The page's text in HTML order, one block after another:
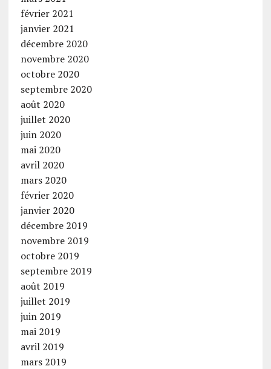
février 2021
janvier 2021
décembre 2020
novembre 2020
octobre 2020
septembre 2020
août 2020
juillet 2020
juin 2020
mai 2020
avril 2020
mars 2020
février 2020
janvier 2020
décembre 2019
novembre 2019
octobre 2019
septembre 2019
août 2019
juillet 2019
juin 2019
mai 2019
avril 2019
mars 2019